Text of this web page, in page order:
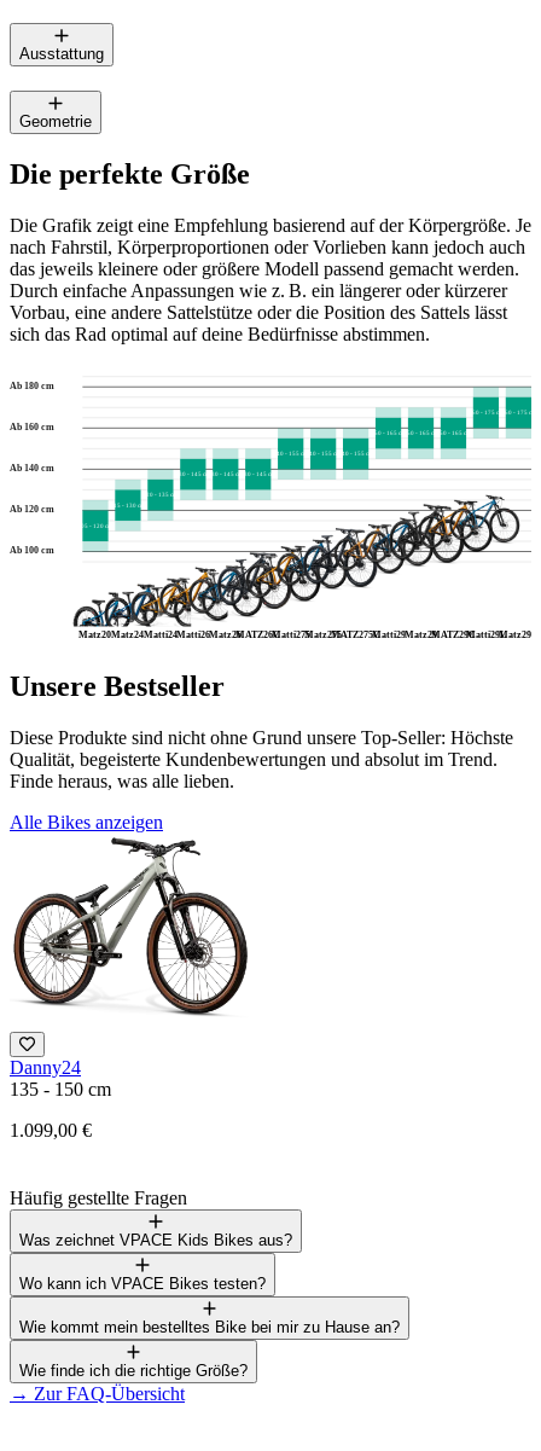
Ausstattung
Geometrie
Die perfekte Größe
Die Grafik zeigt eine Empfehlung basierend auf der Körpergröße. Je
nach Fahrstil, Körperproportionen oder Vorlieben kann jedoch auch
das jeweils kleinere oder größere Modell passend gemacht werden.
Durch einfache Anpassungen wie z. B. ein längerer oder kürzerer
Vorbau, eine andere Sattelstütze oder die Position des Sattels lässt
sich das Rad optimal auf deine Bedürfnisse abstimmen.
Ab 100 cm
Ab 120 cm
Ab 140 cm
Ab 160 cm
Ab 180 cm
Matz20Matz24Matti24Matti26Matz26MATZ26CMatti275Matz275MATZ275CMatti29Matz29MATZ29CMatti29LMatz29L
105 - 120 cm
115 - 130 cm
120 - 135 cm
130 - 145 cm 130 - 145 cm 130 - 145 cm
140 - 155 cm 140 - 155 cm 140 - 155 cm
150 - 165 cm 150 - 165 cm 150 - 165 cm
160 - 175 cm 160 - 175 cm
Unsere Bestseller
Diese Produkte sind nicht ohne Grund unsere Top-Seller: Höchste
Qualität, begeisterte Kundenbewertungen und absolut im Trend.
Finde heraus, was alle lieben.
Alle Bikes anzeigen
Danny24
135 - 150 cm
1.099,00 €
Häufig gestellte Fragen
Was zeichnet VPACE Kids Bikes aus?
Wo kann ich VPACE Bikes testen?
Wie kommt mein bestelltes Bike bei mir zu Hause an?
Wie finde ich die richtige Größe?
→ Zur FAQ-Übersicht